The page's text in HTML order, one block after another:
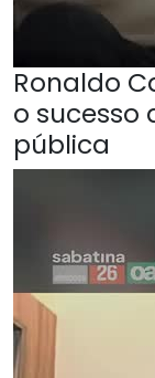
Ronaldo
o sucesso
pública